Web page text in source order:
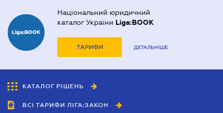
Національний юридичний
каталог України Liga:BOOK
ТАРИФИ ДЕТАЛЬНІШЕ
КАТАЛОГ РІШЕНЬ
ВСІ ТАРИФИ ЛІГА:ЗАКОН